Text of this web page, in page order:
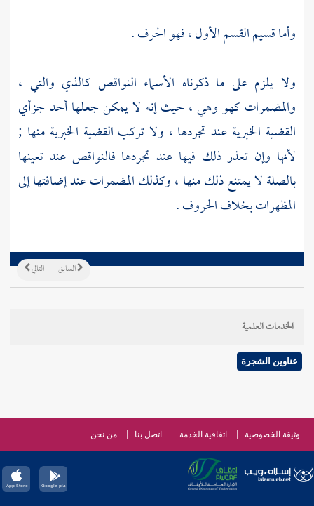
وأما قسيم القسم الأول ، فهو الحرف .
ولا يلزم على ما ذكرناه الأسماء النواقص كالذي والتي ،
والمضمرات كهو وهي ، حيث إنه لا يمكن جعلها أحد جزأي
القضية الخبرية عند تجردها ، ولا تركب القضية الخبرية منها ;
لأنها وإن تعذر ذلك فيها عند تجردها فالنواقص عند تعينها
بالصلة لا يمتنع ذلك منها ، وكذلك المضمرات عند إضافتها إلى
المظهرات بخلاف الحروف .
التالي السابق
الخدمات العلمية
عناوين الشجرة
وثيقة الخصوصية اتفاقية الخدمة اتصل بنا من نحن